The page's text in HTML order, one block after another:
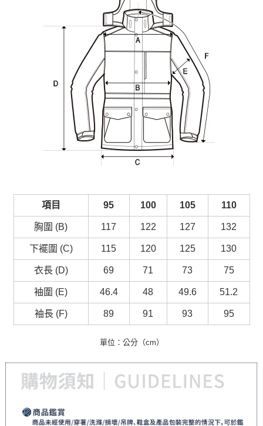
項目 95 100 105 110
胸圍 (B) 117 122 127 132
下襬圍 (C) 115 120 125 130
衣長 (D) 69 71 73 75
袖圍 (E) 46.4 48 49.6 51.2
袖長 (F) 89 91 93 95
單位：公分（cm）